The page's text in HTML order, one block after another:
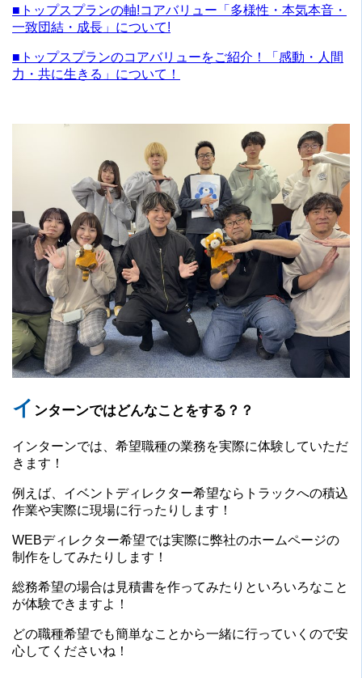
■トップスプランの軸!コアバリュー「多様性・本気本音・
一致団結・成長」について!
■トップスプランのコアバリューをご紹介！「感動・人間
力・共に生きる」について！
イ ンターンではどんなことをする？？
インターンでは、希望職種の業務を実際に体験していただ
きます！
例えば、イベントディレクター希望ならトラックへの積込
作業や実際に現場に行ったりします！
WEBディレクター希望では実際に弊社のホームページの
制作をしてみたりします！
総務希望の場合は見積書を作ってみたりといろいろなこと
が体験できますよ！
どの職種希望でも簡単なことから一緒に行っていくので安
心してくださいね！